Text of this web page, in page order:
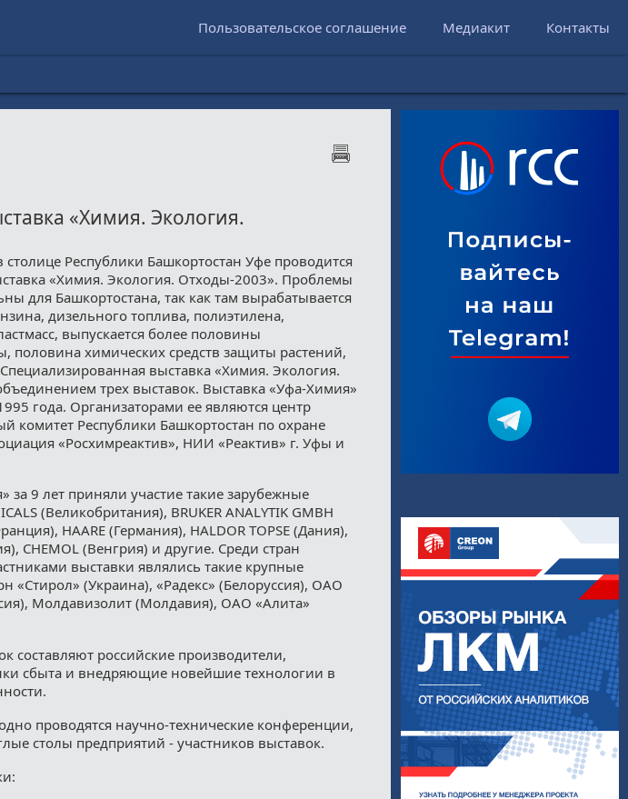
Пользовательское соглашение Медиакит Контакты
«Химия. Экология.
столице Республики Башкортостан Уфе проводится
«Химия. Экология. Отходы-2003». Проблемы
для Башкортостана, так как там вырабатывается
дизельного топлива, полиэтилена,
выпускается более половины
половина химических средств защиты растений,
выставка «Химия. Экология.
трех выставок. Выставка «Уфа-Химия»
года. Организаторами ее являются центр
комитет Республики Башкортостан по охране
«Росхимреактив», НИИ «Реактив» г. Уфы и
за 9 лет приняли участие такие зарубежные
(Великобритания), BRUKER ANALYTIK GMBH
HAARE (Германия), HALDOR TOPSE (Дания),
CHEMOL (Венгрия) и другие. Среди стран
выставки являлись такие крупные
«Стирол» (Украина), «Радекс» (Белоруссия), ОАО
Молдавизолит (Молдавия), ОАО «Алита»
составляют российские производители,
сбыта и внедряющие новейшие технологии в
проводятся научно-технические конференции,
столы предприятий - участников выставок.